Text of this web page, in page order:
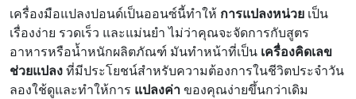
เครื่องมือแปลงปอนด์เป็นออนซ์นี้ทำให้ การแปลงหน่วย เป็น
เรื่องง่าย รวดเร็ว และแม่นยำ ไม่ว่าคุณจะจัดการกับสูตร
อาหารหรือน้ำหนักผลิตภัณฑ์ มันทำหน้าที่เป็น เครื่องคิดเลข
ช่วยแปลงที่มีประโยชน์สำหรับความต้องการในชีวิตประจำวัน
ลองใช้ดูและทำให้การ แปลงค่าของคุณง่ายขึ้นกว่าเดิม